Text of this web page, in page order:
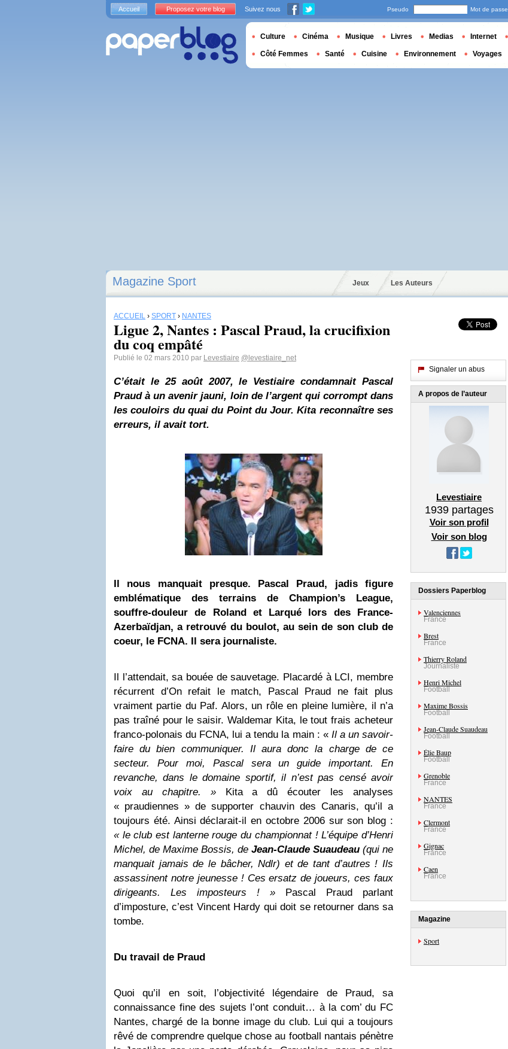
Magazine Sport Jeux Les Auteurs
ACCUEIL › SPORT › NANTES
Ligue 2, Nantes : Pascal Praud, la crucifixion
du coq empâté
Publié le 02 mars 2010 par Levestiaire @levestiaire_net
C’était le 25 août 2007, le Vestiaire condamnait Pascal
Praud à un avenir jauni, loin de l’argent qui corrompt dans
les couloirs du quai du Point du Jour. Kita reconnaître ses
erreurs, il avait tort.
Il nous manquait presque. Pascal Praud, jadis figure
emblématique des terrains de Champion’s League,
souffre-douleur de Roland et Larqué lors des France-
Azerbaïdjan, a retrouvé du boulot, au sein de son club de
coeur, le FCNA. Il sera journaliste.
Il l’attendait, sa bouée de sauvetage. Placardé à LCI, membre
récurrent d’On refait le match, Pascal Praud ne fait plus
vraiment partie du Paf. Alors, un rôle en pleine lumière, il n’a
pas traîné pour le saisir. Waldemar Kita, le tout frais acheteur
franco-polonais du FCNA, lui a tendu la main : « Il a un savoir-
faire du bien communiquer. Il aura donc la charge de ce
secteur. Pour moi, Pascal sera un guide important. En
revanche, dans le domaine sportif, il n’est pas censé avoir
voix au chapitre. »Kita a dû écouter les analyses
« praudiennes » de supporter chauvin des Canaris, qu’il a
toujours été. Ainsi déclarait-il en octobre 2006 sur son blog :
« le club est lanterne rouge du championnat ! L’équipe d’Henri
Michel, de Maxime Bossis, de Jean-Claude Suaudeau (qui ne
manquait jamais de le bâcher, Ndlr) et de tant d’autres ! Ils
assassinent notre jeunesse ! Ces ersatz de joueurs, ces faux
dirigeants. Les imposteurs ! » Pascal Praud parlant
d’imposture, c’est Vincent Hardy qui doit se retourner dans sa
tombe.
Du travail de Praud
Quoi qu’il en soit, l’objectivité légendaire de Praud, sa
connaissance fine des sujets l’ont conduit… à la com’ du FC
Nantes, chargé de la bonne image du club. Lui qui a toujours
rêvé de comprendre quelque chose au football nantais pénètre
Signaler un abus
A propos de l’auteur
Levestiaire
1939partages
Voir son profil
Voir son blog
Dossiers Paperblog
Valenciennes
France
Brest
France
Thierry Roland
Journaliste
Henri Michel
Football
Maxime Bossis
Football
Jean-Claude Suaudeau
Football
Élie Baup
Football
Grenoble
France
NANTES
France
Clermont
France
Gignac
France
Caen
France
Magazine
Sport
Accueil Proposez votre blog Suivez nous Pseudo Mot de passe
Culture Cinéma Musique Livres Medias Internet
Côté Femmes Santé Cuisine Environnement Voyages